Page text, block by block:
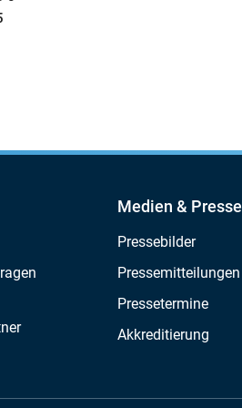
Medien & Presse
Pressebilder
Pressemitteilungen
Pressetermine
Akkreditierung